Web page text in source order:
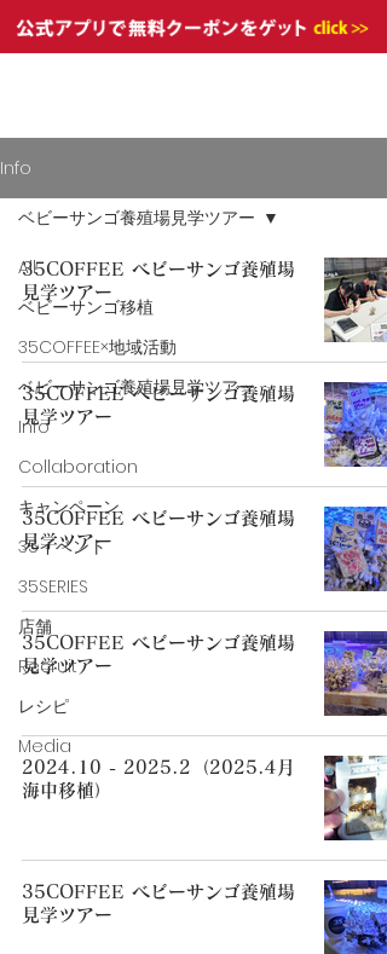
Info
All
ベビーサンゴ移植
35COFFEE×地域活動
ベビーサンゴ養殖場見学ツアー
Info
Collaboration
キャンペーン
35イベント
35SERIES
店舗
Recruit
レシピ
Media
ベビーサンゴ養殖場見学ツアー
35COFFEE ベビーサンゴ養殖場
見学ツアー
35COFFEE ベビーサンゴ養殖場
見学ツアー
35COFFEE ベビーサンゴ養殖場
見学ツアー
35COFFEE ベビーサンゴ養殖場
見学ツアー
2024.10 - 2025.2（2025.4月
海中移植）
35COFFEE ベビーサンゴ養殖場
見学ツアー